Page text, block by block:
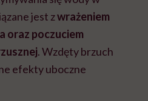
jest zwrażeniem
oraz poczuciem
.Wzdęty brzuch
efekty uboczne